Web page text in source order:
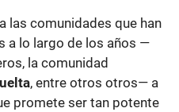
las comunidades que han
a lo largo de los años —
la comunidad
, entre otros otros— a
promete ser tan potente